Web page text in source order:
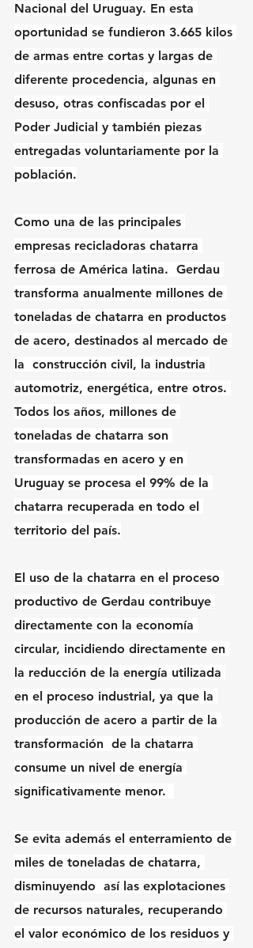
Nacional del Uruguay. En esta
oportunidad se fundieron 3.665 kilos
de armas entre cortas y largas de
diferente procedencia, algunas en
desuso, otras confiscadas por el
Poder Judicial y también piezas
entregadas voluntariamente por la
población.
Como una de las principales
empresas recicladoras chatarra
ferrosa de América latina.  Gerdau
transforma anualmente millones de
toneladas de chatarra en productos
de acero, destinados al mercado de
la  construcción civil, la industria
automotriz, energética, entre otros.
Todos los años, millones de
toneladas de chatarra son
transformadas en acero y en
Uruguay se procesa el 99% de la
chatarra recuperada en todo el
territorio del país.
El uso de la chatarra en el proceso
productivo de Gerdau contribuye
directamente con la economía
circular, incidiendo directamente en
la reducción de la energía utilizada
en el proceso industrial, ya que la
producción de acero a partir de la
transformación  de la chatarra
consume un nivel de energía
significativamente menor.
Se evita además el enterramiento de
miles de toneladas de chatarra,
disminuyendo  así las explotaciones
de recursos naturales, recuperando
el valor económico de los residuos y